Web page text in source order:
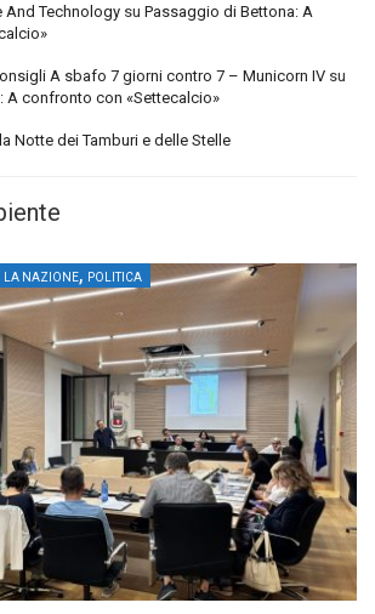
And Technology su Passaggio di Bettona: A
A sbafo 7 giorni contro 7 – Municorn IV su
A confronto con «Settecalcio»
Notte dei Tamburi e delle Stelle
LA NAZIONE, POLITICA